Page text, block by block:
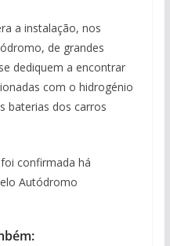
a instalação, nos
de grandes
dediquem a encontrar
com o hidrogénio
baterias dos carros
confirmada há
Autódromo